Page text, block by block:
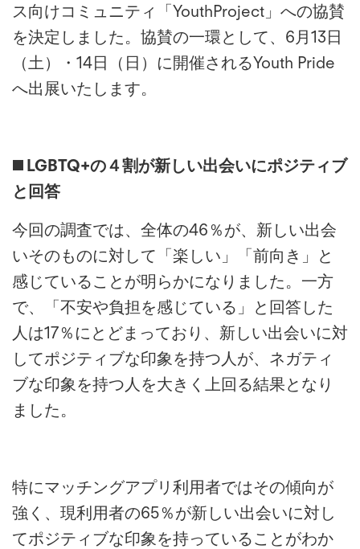
ス向けコミュニティ「YouthProject」への協賛
を決定しました。協賛の一環として、6月13日
（土）・14日（日）に開催されるYouth Pride
へ出展いたします。
◼️ LGBTQ+の４割が新しい出会いにポジティブ
と回答
今回の調査では、全体の46％が、新しい出会
いそのものに対して「楽しい」「前向き」と
感じていることが明らかになりました。一方
で、「不安や負担を感じている」と回答した
人は17％にとどまっており、新しい出会いに対
してポジティブな印象を持つ人が、ネガティ
ブな印象を持つ人を大きく上回る結果となり
ました。
特にマッチングアプリ利用者ではその傾向が
強く、現利用者の65％が新しい出会いに対し
てポジティブな印象を持っていることがわか